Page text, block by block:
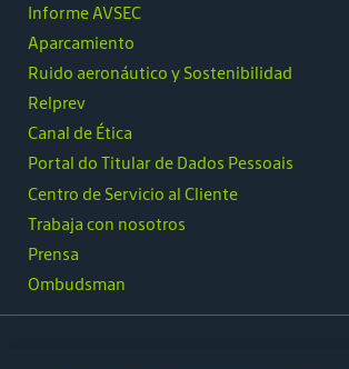
Ombudsman
Informe AVSEC
Aparcamiento
Ruido aeronáutico y Sostenibilidad
Relprev
Canal de Ética
Portal do Titular de Dados Pessoais
Centro de Servicio al Cliente
Trabaja con nosotros
Prensa